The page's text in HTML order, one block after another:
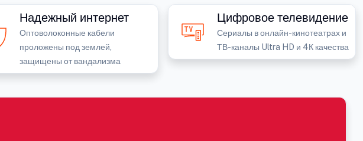
Надежный интернет
Оптоволоконные кабели
проложены под землей,
защищены от вандализма
Цифровое телевидение
Сериалы в онлайн-кинотеатрах и
ТВ-каналы Ultra HD и 4К качества